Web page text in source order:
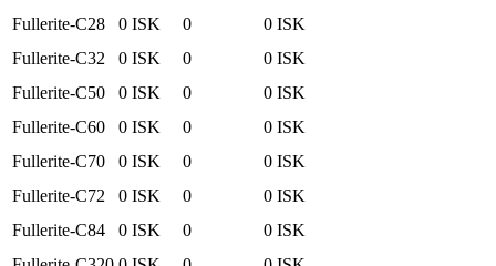
Fullerite-C28
0 ISK 0 0 ISK
Fullerite-C32
0 ISK 0 0 ISK
Fullerite-C50
0 ISK 0 0 ISK
Fullerite-C60
0 ISK 0 0 ISK
Fullerite-C70
0 ISK 0 0 ISK
Fullerite-C72
0 ISK 0 0 ISK
Fullerite-C84
0 ISK 0 0 ISK